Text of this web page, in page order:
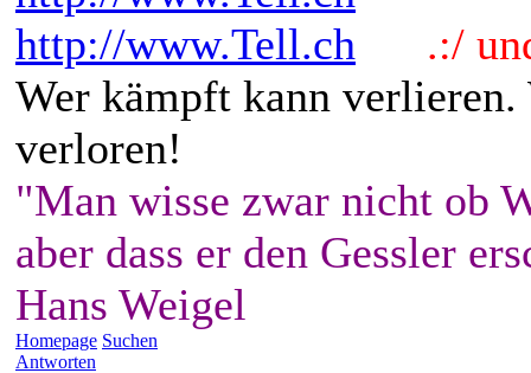
http://www.Tell.ch
.:/
Wer kämpft kann
verloren!
"Man wisse zwar nicht ob
aber dass er den Gessler
Hans Weigel
Homepage Suchen
Antworten